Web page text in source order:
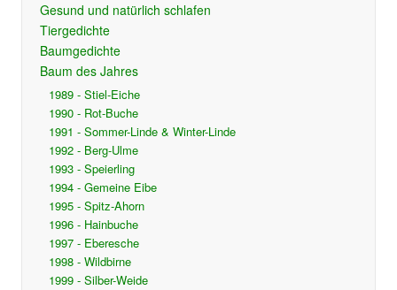
Gesund und natürlich schlafen
Tiergedichte
Baumgedichte
Baum des Jahres
1989 - Stiel-Eiche
1990 - Rot-Buche
1991 - Sommer-Linde & Winter-Linde
1992 - Berg-Ulme
1993 - Speierling
1994 - Gemeine Eibe
1995 - Spitz-Ahorn
1996 - Hainbuche
1997 - Eberesche
1998 - Wildbirne
1999 - Silber-Weide